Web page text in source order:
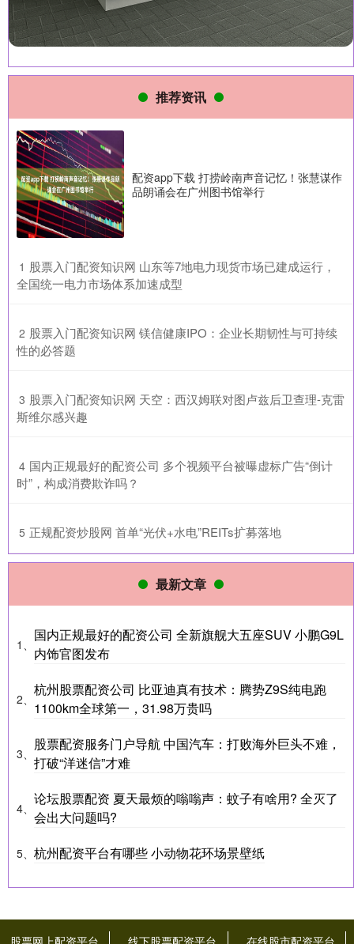
推荐资讯
配资app下载 打捞岭南声音记忆！张慧谋作
品朗诵会在广州图书馆举行
1 ​股票入门配资知识网 山东等7地电力现货市场已建成运行，
全国统一电力市场体系加速成型
2 ​股票入门配资知识网 镁信健康IPO：企业长期韧性与可持续
性的必答题
3 ​股票入门配资知识网 天空：西汉姆联对图卢兹后卫查理-克雷
斯维尔感兴趣
4 ​国内正规最好的配资公司 多个视频平台被曝虚标广告“倒计
时”，构成消费欺诈吗？
5 ​正规配资炒股网 首单“光伏+水电”REITs扩募落地
最新文章
1、
国内正规最好的配资公司 全新旗舰大五座SUV 小鹏G9L
内饰官图发布
2、
杭州股票配资公司 比亚迪真有技术：腾势Z9S纯电跑
1100km全球第一，31.98万贵吗
3、
股票配资服务门户导航 中国汽车：打败海外巨头不难，
打破“洋迷信”才难
4、
论坛股票配资 夏天最烦的嗡嗡声：蚊子有啥用? 全灭了
会出大问题吗?
5、 杭州配资平台有哪些 小动物花环场景壁纸